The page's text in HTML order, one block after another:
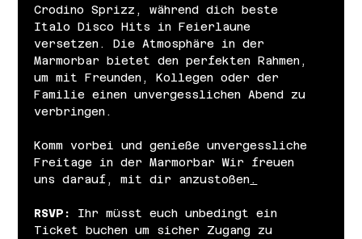
Crodino Sprizz, während dich beste
Italo Disco Hits in Feierlaune
versetzen. Die Atmosphäre in der
Marmorbar bietet den perfekten Rahmen,
um mit Freunden, Kollegen oder der
Familie einen unvergesslichen Abend zu
verbringen.
Komm vorbei und genieße unvergessliche
Freitage in der Marmorbar Wir freuen
uns darauf, mit dir anzustoßen .
RSVP: Ihr müsst euch unbedingt ein
Ticket buchen um sicher Zugang zu